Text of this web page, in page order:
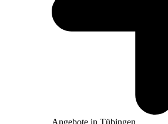
Angebote in Tübingen